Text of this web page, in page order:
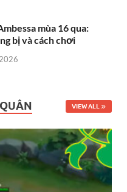
mùa 16 qua:
bị và cách chơi
VIEW ALL